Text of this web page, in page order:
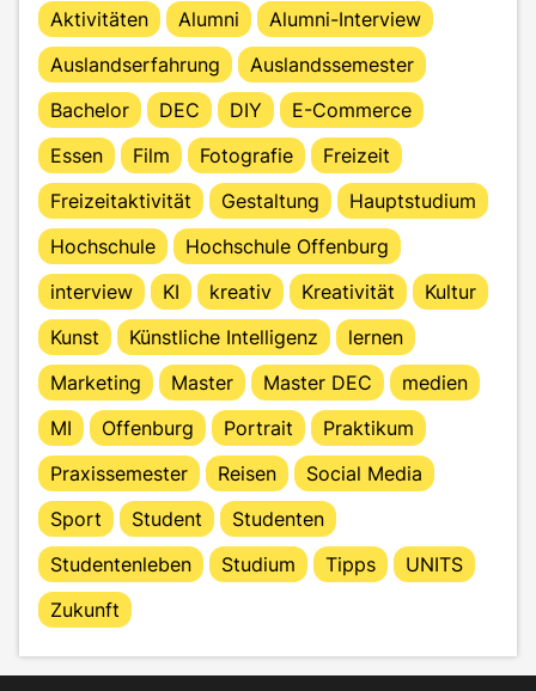
Aktivitäten Alumni
Alumni-Interview
Auslandserfahrung
Auslandssemester
Bachelor
DEC DIY
E-Commerce
Essen
Film Fotografie
Freizeit
Freizeitaktivität
Gestaltung
Hauptstudium
Hochschule
Hochschule Offenburg
interview
KI kreativ Kreativität
Kultur
Kunst
Künstliche Intelligenz
lernen
Marketing
Master Master DEC
medien
MI
Offenburg Portrait
Praktikum
Praxissemester
Reisen
Social Media
Sport
Student
Studenten
Studentenleben
Studium Tipps
UNITS
Zukunft